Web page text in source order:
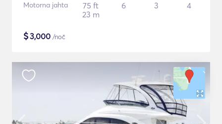
Motorna jahta
75 ft
23 m
6 3 4
$3,000 /noč